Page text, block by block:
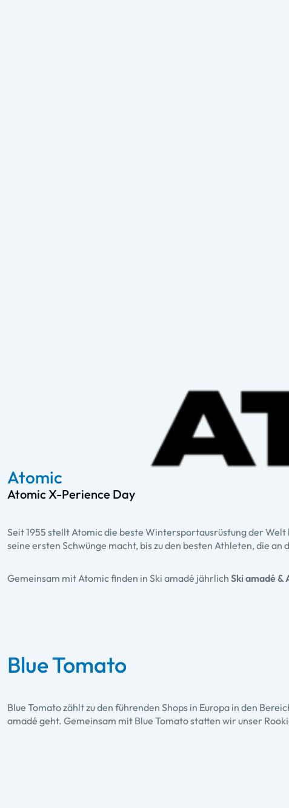
Atomic
Atomic X-Perience Day
Seit 1955 stellt Atomic die beste Wintersportausrüstung der
seine ersten Schwünge macht, bis zu den besten Athleten, die
Gemeinsam mit Atomic finden in Ski amadé jährlich Ski amadé &
Blue Tomato
Blue Tomato zählt zu den führenden Shops in Europa in den
amadé geht. Gemeinsam mit Blue Tomato statten wir unser